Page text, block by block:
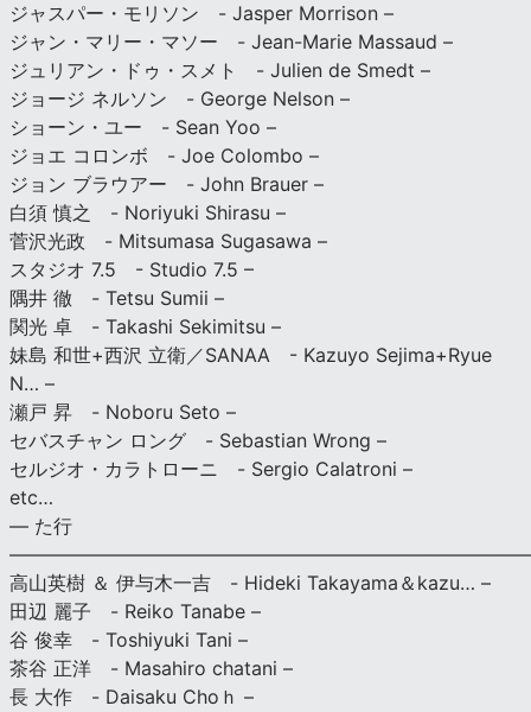
ジャスパー・モリソン - Jasper Morrison –
ジャン・マリー・マソー - Jean-Marie Massaud –
ジュリアン・ドゥ・スメト - Julien de Smedt –
ジョージ ネルソン - George Nelson –
ショーン・ユー - Sean Yoo –
ジョエ コロンボ - Joe Colombo –
ジョン ブラウアー - John Brauer –
白須 慎之 - Noriyuki Shirasu –
菅沢光政 - Mitsumasa Sugasawa –
スタジオ 7.5 - Studio 7.5 –
隅井 徹 - Tetsu Sumii –
関光 卓 - Takashi Sekimitsu –
妹島 和世+西沢 立衛／SANAA - Kazuyo Sejima+Ryue
N… –
瀬戸 昇 - Noboru Seto –
セバスチャン ロング - Sebastian Wrong –
セルジオ・カラトローニ - Sergio Calatroni –
etc…
— た行
高山英樹 ＆ 伊与木一吉 - Hideki Takayama＆kazu… –
田辺 麗子 - Reiko Tanabe –
谷 俊幸 - Toshiyuki Tani –
茶谷 正洋 - Masahiro chatani –
長 大作 - Daisaku Choｈ –